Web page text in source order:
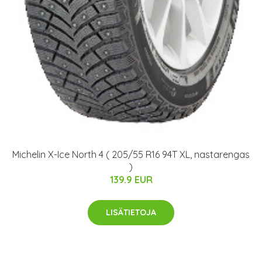
Michelin X-Ice North 4 ( 205/55 R16 94T XL, nastarengas
)
139.9 EUR
LISÄTIETOJA